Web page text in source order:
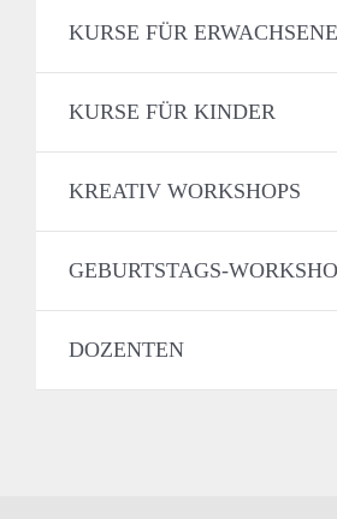
KURSE FÜR ERWACHSENE
KURSE FÜR KINDER
KREATIV WORKSHOPS
GEBURTSTAGS-
DOZENTEN